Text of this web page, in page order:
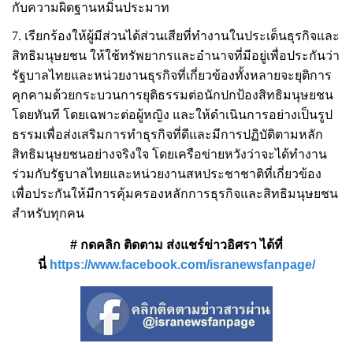
กับความผิดฐานหมิ่นประมาท
7. เรียกร้องให้ผู้มีส่วนได้ส่วนเสียที่ทำงานในประเด็นธุรกิจและ
สิทธิมนุษยชน ให้ใช้ทรัพยากรและอำนาจที่มีอยู่เพื่อประกันว่า
รัฐบาลไทยและหน่วยงานธุรกิจที่เกี่ยวข้องทั้งหลายจะยุติการ
คุกคามด้วยกระบวนการยุติธรรมต่อนักปกป้องสิทธิมนุษยชน
โดยทันที โดยเฉพาะต่อผู้หญิง และให้ดำเนินการอย่างเป็นรูป
ธรรมเพื่อส่งเสริมการทำธุรกิจที่ดีและมีการปฏิบัติตามหลัก
สิทธิมนุษยชนอย่างจริงใจ โดยเครือข่ายหวังว่าจะได้ทำงาน
ร่วมกับรัฐบาลไทยและหน่วยงานสหประชาชาติที่เกี่ยวข้อง
เพื่อประกันให้มีการคุ้มครองหลักการธุรกิจและสิทธิมนุษยชน
สำหรับทุกคน
# กดคลิก ติดตาม ส่งแชร์ข่าวอิศรา ได้ที่
นี่ https://www.facebook.com/isranewsfanpage/